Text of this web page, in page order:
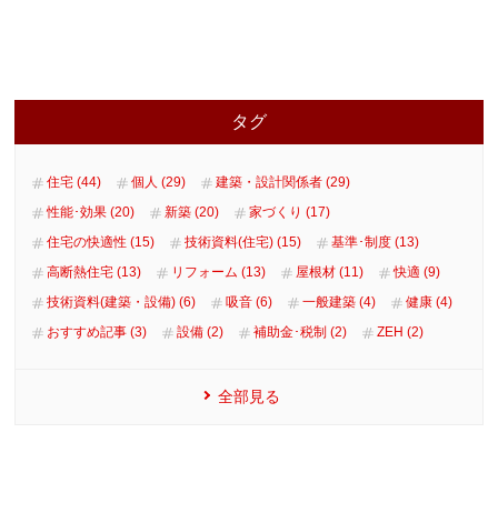
タグ
住宅 (44) 個人 (29)
建築・設計関係者 (29)
性能･効果 (20)
新築 (20)
家づくり (17)
住宅の快適性 (15)
技術資料(住宅) (15)
基準･制度 (13)
高断熱住宅 (13)
リフォーム (13) 屋根材 (11)
快適 (9)
技術資料(建築・設備) (6)
吸音 (6) 一般建築 (4)
健康 (4)
おすすめ記事 (3)
設備 (2) 補助金･税制 (2) ZEH (2)
全部見る